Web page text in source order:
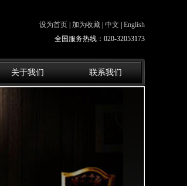
设为首页 加为收藏 中文
English
全国服务热线：020-32053173
关于我们 联系我们